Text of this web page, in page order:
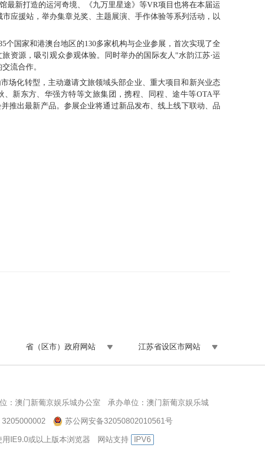
最新打造的运河奇境、《九万里星途》等VR项目也将在本届运
应援站，举办集章兑奖、主题展演、手作体验等系列活动，以
国家和港澳台地区的130多家机构与企业参展，首次实现了全
资源，吸引观众参观体验。同时举办的国际友人"水韵江苏·运
流合作。
场化转型，主动邀请文旅领域头部企业、重大项目和新兴业态
新东方、华强方特等文旅集团，携程、同程、途牛等OTA平
推出最新产品。参展企业将通过新品发布、线上线下联动、品
省（区市）政府网站 江苏省设区市网站
：澳门新葡京娱乐城办公室 承办单位：澳门新葡京娱乐城
3205000002 苏公网安备32050802010561号
IE9.0或以上版本浏览器 网站支持 IPV6